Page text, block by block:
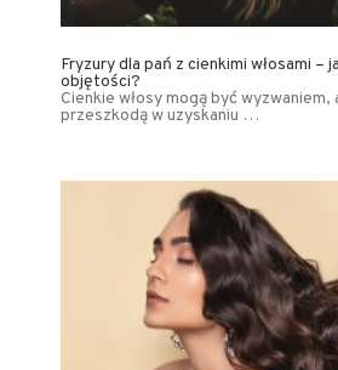
Fryzury dla pań z cienkimi włosami –
objętości?
Cienkie włosy mogą być wyzwaniem,
przeszkodą w uzyskaniu …